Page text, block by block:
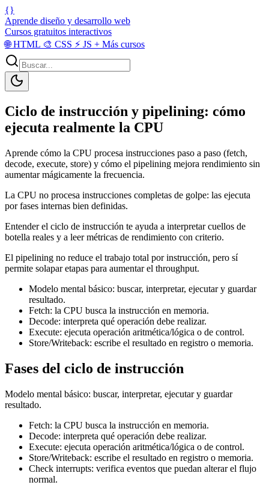
{}
Aprende diseño y desarrollo web
Cursos gratuitos interactivos
🌐HTML 🎨 CSS ⚡ JS + Más cursos
Ciclo de instrucción y pipelining: cómo
ejecuta realmente la CPU
Aprende cómo la CPU procesa instrucciones paso a paso (fetch,
decode, execute, store) y cómo el pipelining mejora rendimiento sin
aumentar mágicamente la frecuencia.
La CPU no procesa instrucciones completas de golpe: las ejecuta
por fases internas bien definidas.
Entender el ciclo de instrucción te ayuda a interpretar cuellos de
botella reales y a leer métricas de rendimiento con criterio.
El pipelining no reduce el trabajo total por instrucción, pero sí
permite solapar etapas para aumentar el throughput.
Modelo mental básico: buscar, interpretar, ejecutar y guardar
resultado.
Fetch: la CPU busca la instrucción en memoria.
Decode: interpreta qué operación debe realizar.
Execute: ejecuta operación aritmética/lógica o de control.
Store/Writeback: escribe el resultado en registro o memoria.
Fases del ciclo de instrucción
Modelo mental básico: buscar, interpretar, ejecutar y guardar
resultado.
Fetch: la CPU busca la instrucción en memoria.
Decode: interpreta qué operación debe realizar.
Execute: ejecuta operación aritmética/lógica o de control.
Store/Writeback: escribe el resultado en registro o memoria.
Check interrupts: verifica eventos que puedan alterar el flujo
normal.